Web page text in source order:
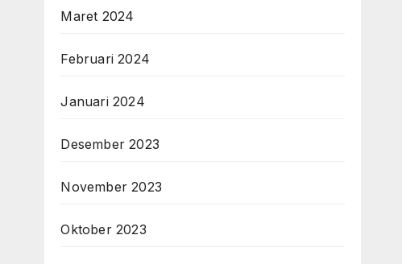
Maret 2024
Februari 2024
Januari 2024
Desember 2023
November 2023
Oktober 2023